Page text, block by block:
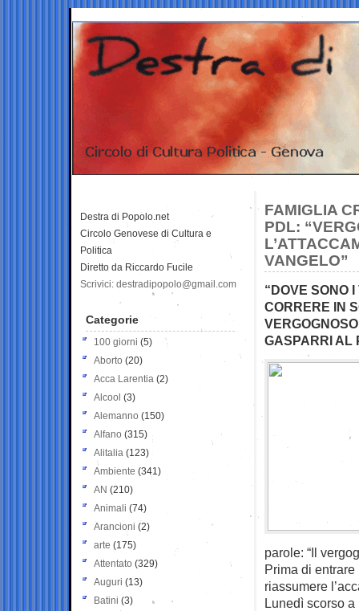
FAMIGLIA
PDL:
VANGELO”
“DOVE SONO
CORRERE IN
GASPARRI AL
parole: “Il
Prima di
riassumere
Lunedì scorso
Destra di Popolo.net
Circolo Genovese di Cultura e
Politica
Diretto da Riccardo Fucile
Scrivici: destradipopolo@gmail.com
Categorie
100 giorni (5)
Aborto (20)
Acca Larentia (2)
Alcool (3)
Alemanno (150)
Alfano (315)
Alitalia (123)
Ambiente (341)
AN (210)
Animali (74)
Arancioni (2)
arte (175)
Attentato (329)
Auguri (13)
Batini (3)